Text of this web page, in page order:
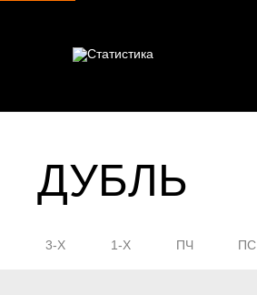
ДУБЛЬ
3-Х 1-Х ПЧ ПС